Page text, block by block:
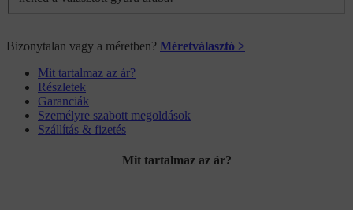
Bizonytalan vagy a méretben? Méretválasztó >
Mit tartalmaz az ár?
Részletek
Garanciák
Személyre szabott megoldások
Szállítás & fizetés
Mit tartalmaz az ár?